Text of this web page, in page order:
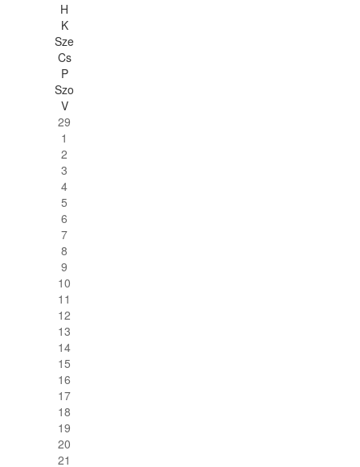
H
K
Sze
Cs
P
Szo
V
29
1
2
3
4
5
6
7
8
9
10
11
12
13
14
15
16
17
18
19
20
21